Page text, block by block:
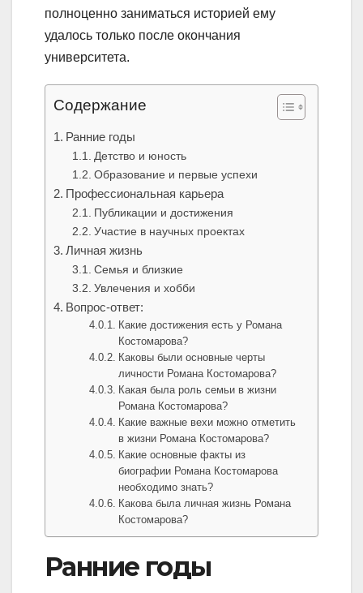
полноценно заниматься историей ему
удалось только после окончания
университета.
Содержание
Ранние годы
Детство и юность
Образование и первые успехи
Профессиональная карьера
Публикации и достижения
Участие в научных проектах
Личная жизнь
Семья и близкие
Увлечения и хобби
Вопрос-ответ:
Какие достижения есть у Романа
Костомарова?
Каковы были основные черты
личности Романа Костомарова?
Какая была роль семьи в жизни
Романа Костомарова?
Какие важные вехи можно отметить
в жизни Романа Костомарова?
Какие основные факты из
биографии Романа Костомарова
необходимо знать?
Какова была личная жизнь Романа
Костомарова?
Ранние годы